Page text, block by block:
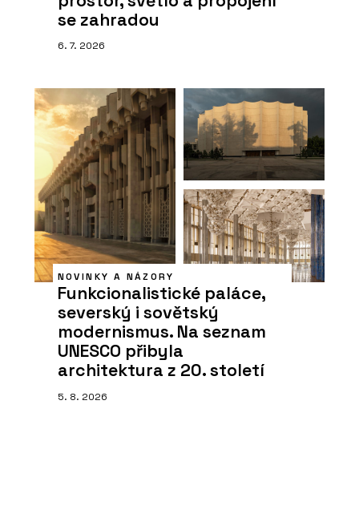
se zahradou
6. 7. 2026
NOVINKY A NÁZORY
Funkcionalistické paláce,
severský i sovětský
modernismus. Na seznam
UNESCO přibyla
architektura z 20. století
5. 8. 2026